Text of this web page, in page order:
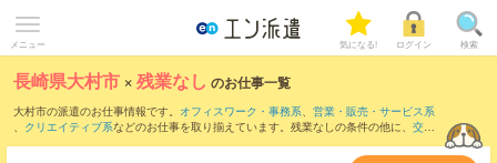
メニュー 気になる! ログイン 検索
長崎県大村市 ×残業なし のお仕事一覧
大村市の派遣のお仕事情報です。 オフィスワーク・事務系、 営業・販売・サービス系
、 クリエイティブ系などのお仕事を取り揃えています。残業なしの条件の他に、 交通